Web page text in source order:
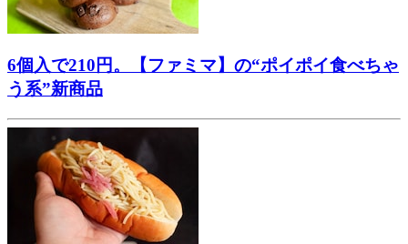
6個入で210円。【ファミマ】の“ポイポイ食べちゃ
う系”新商品